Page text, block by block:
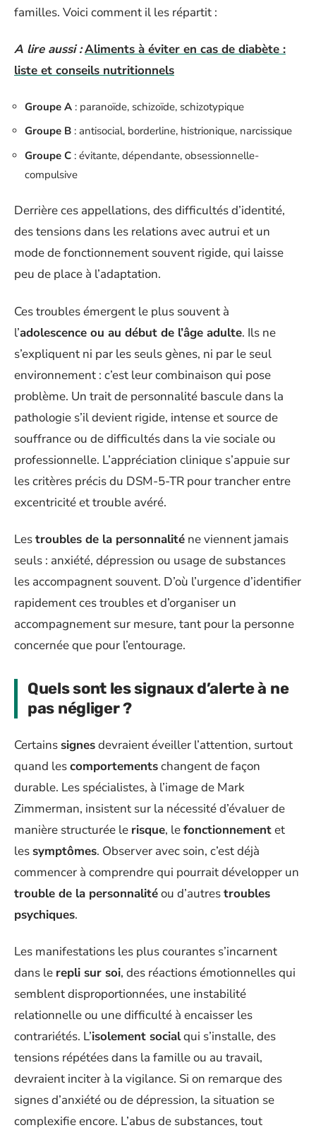
familles. Voici comment il les répartit :
A lire aussi :Aliments à éviter en cas de diabète :
liste et conseils nutritionnels
Groupe A : paranoïde, schizoïde, schizotypique
Groupe B : antisocial, borderline, histrionique, narcissique
Groupe C : évitante, dépendante, obsessionnelle-
compulsive
Derrière ces appellations, des difficultés d’identité,
des tensions dans les relations avec autrui et un
mode de fonctionnement souvent rigide, qui laisse
peu de place à l’adaptation.
Ces troubles émergent le plus souvent à
l’adolescence ou au début de l’âge adulte. Ils ne
s’expliquent ni par les seuls gènes, ni par le seul
environnement : c’est leur combinaison qui pose
problème. Un trait de personnalité bascule dans la
pathologie s’il devient rigide, intense et source de
souffrance ou de difficultés dans la vie sociale ou
professionnelle. L’appréciation clinique s’appuie sur
les critères précis du DSM-5-TR pour trancher entre
excentricité et trouble avéré.
Lestroubles de la personnalité ne viennent jamais
seuls : anxiété, dépression ou usage de substances
les accompagnent souvent. D’où l’urgence d’identifier
rapidement ces troubles et d’organiser un
accompagnement sur mesure, tant pour la personne
concernée que pour l’entourage.
Quels sont les signaux d’alerte à ne
pas négliger ?
Certains signesdevraient éveiller l’attention, surtout
quand lescomportementschangent de façon
durable. Les spécialistes, à l’image de Mark
Zimmerman, insistent sur la nécessité d’évaluer de
manière structurée le risque, lefonctionnementet
les symptômes. Observer avec soin, c’est déjà
commencer à comprendre qui pourrait développer un
trouble de la personnalitéou d’autrestroubles
psychiques.
Les manifestations les plus courantes s’incarnent
dans le repli sur soi, des réactions émotionnelles qui
semblent disproportionnées, une instabilité
relationnelle ou une difficulté à encaisser les
contrariétés. L’isolement socialqui s’installe, des
tensions répétées dans la famille ou au travail,
devraient inciter à la vigilance. Si on remarque des
signes d’anxiété ou de dépression, la situation se
complexifie encore. L’abus de substances, tout